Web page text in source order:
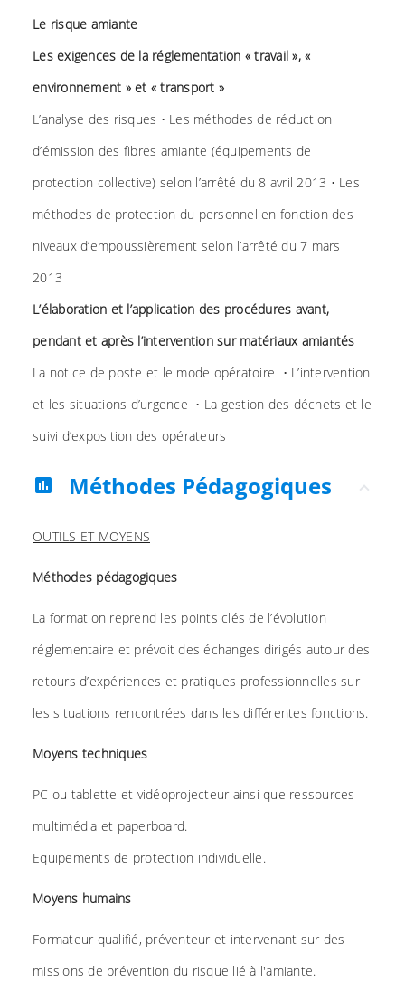
Le risque amiante
Les exigences de la réglementation « travail », «
environnement » et « transport »
L’analyse des risques • Les méthodes de réduction
d’émission des fibres amiante (équipements de
protection collective) selon l’arrêté du 8 avril 2013 • Les
méthodes de protection du personnel en fonction des
niveaux d’empoussièrement selon l’arrêté du 7 mars
2013
L’élaboration et l’application des procédures avant,
pendant et après l’intervention sur matériaux amiantés
La notice de poste et le mode opératoire • L’intervention
et les situations d’urgence • La gestion des déchets et le
suivi d’exposition des opérateurs
assessment Méthodes Pédagogiques
OUTILS ET MOYENS
Méthodes pédagogiques
La formation reprend les points clés de l’évolution
réglementaire et prévoit des échanges dirigés autour des
retours d’expériences et pratiques professionnelles sur
les situations rencontrées dans les différentes fonctions.
Moyens techniques
PC ou tablette et vidéoprojecteur ainsi que ressources
multimédia et paperboard.
Equipements de protection individuelle.
Moyens humains
Formateur qualifié, préventeur et intervenant sur des
missions de prévention du risque lié à l'amiante.